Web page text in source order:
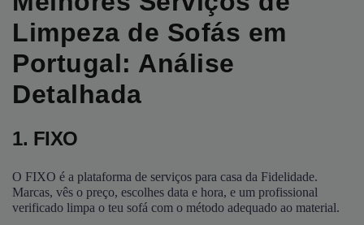
Limpeza de Sofás em
Portugal: Análise
Detalhada
1. FIXO
O FIXO é a plataforma de serviços para casa da Fidelidade.
Marcas, vês o preço, escolhes data e hora, e um profissional
verificado limpa o teu sofá com o método adequado ao material.